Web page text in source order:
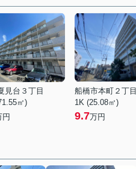
見台３丁目
㎡)
円
船橋市本町２丁目
1K (25.08㎡)
9.7万円